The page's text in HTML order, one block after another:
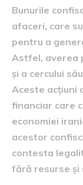
Bunurile
afaceri, care
pentru a
Astfel, averea
și a cercului
Aceste acțiuni
financiar care
economiei
acestor
contesta
fără resurse și